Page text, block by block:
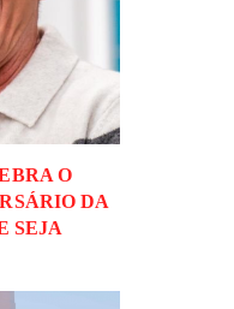
O
DA
SEJA